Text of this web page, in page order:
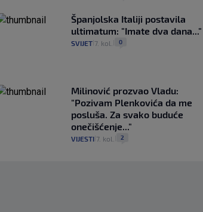
Španjolska Italiji postavila
ultimatum: "Imate dva dana..."
SVIJET| 7. kol. 0
Milinović prozvao Vladu:
"Pozivam Plenkovića da me
posluša. Za svako buduće
onečišćenje..."
VIJESTI| 7. kol. 2